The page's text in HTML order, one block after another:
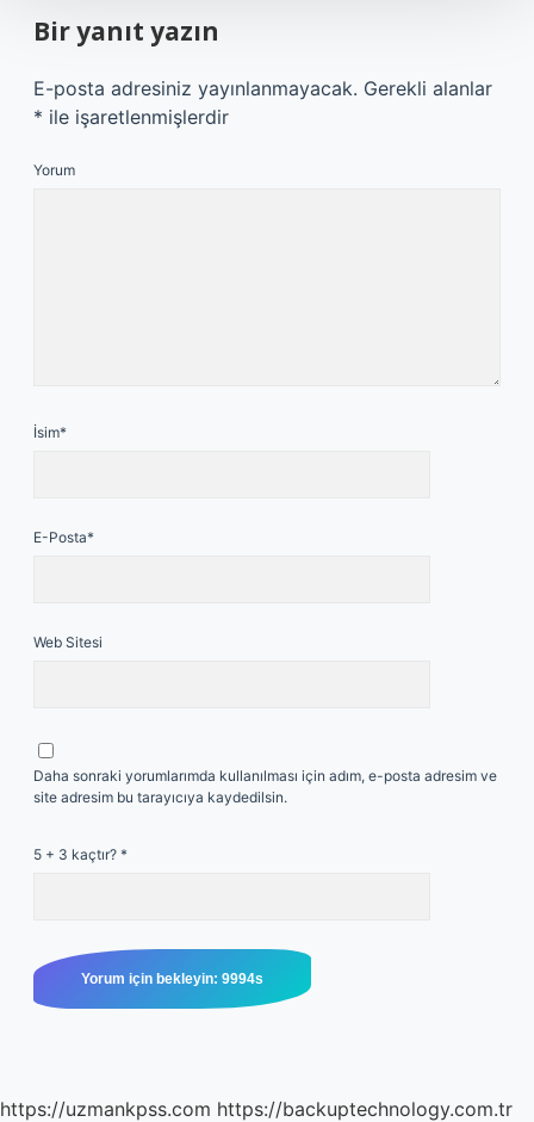
Bir yanıt yazın
E-posta adresiniz yayınlanmayacak. Gerekli alanlar
* ile işaretlenmişlerdir
Yorum
İsim*
E-Posta*
Web Sitesi
Daha sonraki yorumlarımda kullanılması için adım, e-posta adresim ve
site adresim bu tarayıcıya kaydedilsin.
5 + 3 kaçtır? *
https://uzmankpss.com https://backuptechnology.com.tr